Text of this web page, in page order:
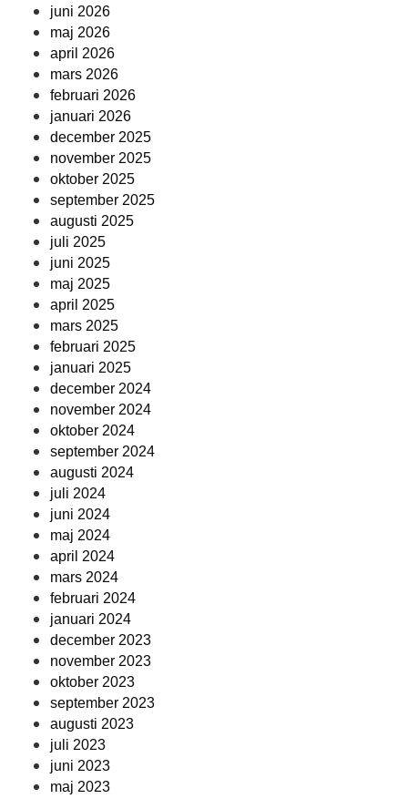
juni 2026
maj 2026
april 2026
mars 2026
februari 2026
januari 2026
december 2025
november 2025
oktober 2025
september 2025
augusti 2025
juli 2025
juni 2025
maj 2025
april 2025
mars 2025
februari 2025
januari 2025
december 2024
november 2024
oktober 2024
september 2024
augusti 2024
juli 2024
juni 2024
maj 2024
april 2024
mars 2024
februari 2024
januari 2024
december 2023
november 2023
oktober 2023
september 2023
augusti 2023
juli 2023
juni 2023
maj 2023